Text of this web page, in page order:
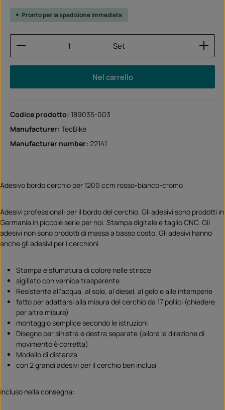
Pronto per la spedizione immediata
Quantità del prodotto: inserisci la quantità
Set
Nel carrello
Codice prodotto: 189035-003
Manufacturer: TecBike
Manufacturer number: 22141
Adesivo bordo cerchio per 1200 ccm rosso-bianco-cromo
Adesivi professionali per il bordo del cerchio. Gli adesivi sono prodotti in
Germania in piccole serie per noi. Stampa digitale e taglio CNC. Gli
adesivi non sono prodotti di massa a basso costo. Gli adesivi hanno
anche gli adesivi per i cerchioni.
Stampa e sfumatura di colore nelle strisce
sigillato con vernice trasparente
Resistente all'acqua, al sole, al diesel, al gelo e alle intemperie
fatto per adattarsi alla misura del cerchio da 17 pollici (chiedere
per altre misure)
montaggio semplice secondo le istruzioni
Disegno per sinistra e destra separate (allora la direzione di
movimento è corretta)
Modello di distanza
con 2 grandi adesivi per il cerchio ben inclusi
incluso nella consegna: